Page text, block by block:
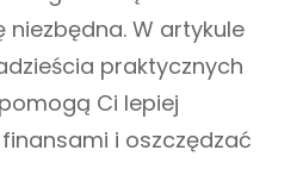
niezbędna. W artykule
praktycznych
Ci lepiej
i oszczędzać